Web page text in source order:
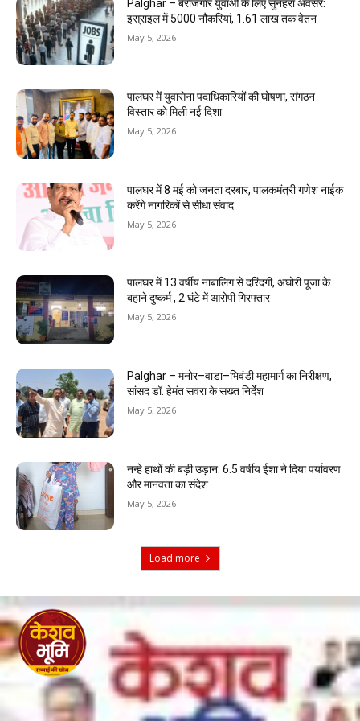
Palghar – बेरोजगार युवाओं के लिए सुनहरा अवसर:
इस्राइल में 5000 नौकरियां, ₹1.61 लाख तक वेतन
May 5, 2026
पालघर में युवासेना पदाधिकारियों की घोषणा, संगठन
विस्तार को मिली नई दिशा
May 5, 2026
पालघर में 8 मई को जनता दरबार, पालकमंत्री गणेश नाईक
करेंगे नागरिकों से सीधा संवाद
May 5, 2026
पालघर में 13 वर्षीय नाबालिग से दरिंदगी, अघोरी पूजा के
बहाने दुष्कर्म , 2 घंटे में आरोपी गिरफ्तार
May 5, 2026
Palghar – मनोर–वाडा–भिवंडी महामार्ग का निरीक्षण,
सांसद डॉ. हेमंत सवरा के सख्त निर्देश
May 5, 2026
नन्हे हाथों की बड़ी उड़ान: 6.5 वर्षीय ईशा ने दिया पर्यावरण
और मानवता का संदेश
May 5, 2026
Load more